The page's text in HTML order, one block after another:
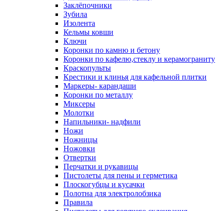
Заклёпочники
Зубила
Изолента
Кельмы ковши
Ключи
Коронки по камню и бетону
Коронки по кафелю,стеклу и керамограниту
Краскопульты
Крестики и клинья для кафельной плитки
Маркеры- карандаши
Коронки по металлу
Миксеры
Молотки
Напильники- надфили
Ножи
Ножницы
Ножовки
Отвертки
Перчатки и рукавицы
Пистолеты для пены и герметика
Плоскогубцы и кусачки
Полотна для электролобзика
Правила